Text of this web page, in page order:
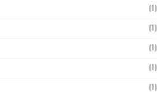
(1)
(1)
(1)
(1)
(1)